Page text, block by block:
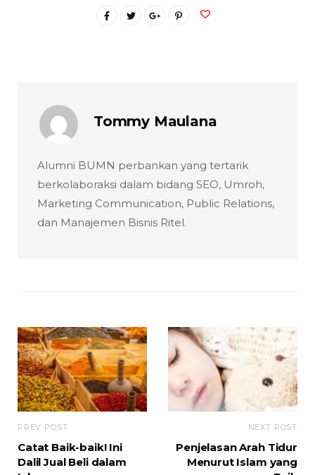
Tommy Maulana
Alumni BUMN perbankan yang tertarik
berkolaboraksi dalam bidang SEO, Umroh,
Marketing Communication, Public Relations,
dan Manajemen Bisnis Ritel.
PREV POST
Catat Baik-baik! Ini
Dalil Jual Beli dalam
NEXT POST
Penjelasan Arah Tidur
Menurut Islam yang